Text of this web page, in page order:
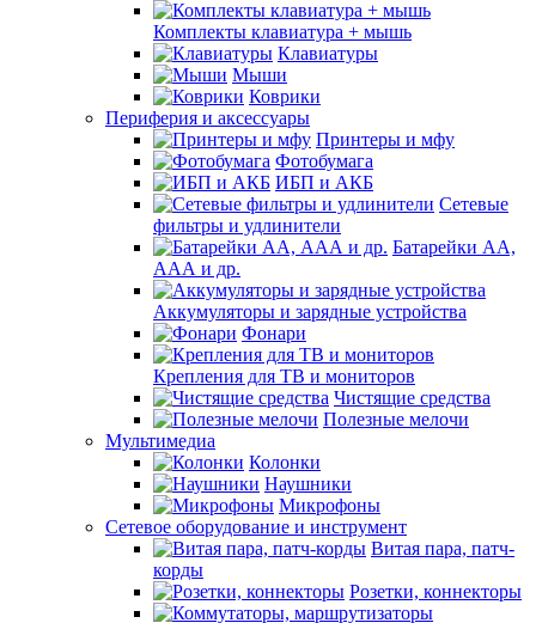
Комплекты клавиатура + мышь
Клавиатуры
Мыши
Коврики
Периферия и аксессуары
Принтеры и мфу
Фотобумага
ИБП и АКБ
Сетевые
фильтры и удлинители
Батарейки АА,
ААА и др.
Аккумуляторы и зарядные устройства
Фонари
Крепления для ТВ и мониторов
Чистящие средства
Полезные мелочи
Мультимедиа
Колонки
Наушники
Микрофоны
Сетевое оборудование и инструмент
Витая пара, патч-
корды
Розетки, коннекторы